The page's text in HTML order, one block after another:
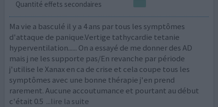
Quantité effets secondaires
Ma vie a basculé il y a 4 ans par tous les symptômes
d'attaque de panique.Vertige tathycardie tetanie
hyperventilation...... On a essayé de me donner des AD
mais j ne les supporte pas/En revanche par période
j'utilise le Xanax en ca de crise et cela coupe tous les
symptômes avec une bonne thérapie j'en prend
rarement. Aucune accoutumance et pourtant au début
c'était 0.5 ...lire la suite